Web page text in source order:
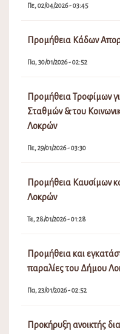
Πε, 02/04/2026 - 03:45
Προμήθεια Κάδων
Πα, 30/01/2026 - 02:52
Προμήθεια Τροφίμων
Σταθμών & του
Λοκρών
Πε, 29/01/2026 - 03:30
Προμήθεια Καυσίμων
Λοκρών
Τε, 28/01/2026 - 01:28
Προμήθεια και
παραλίες του Δήμου
Πα, 23/01/2026 - 02:52
Προκήρυξη ανοικτής